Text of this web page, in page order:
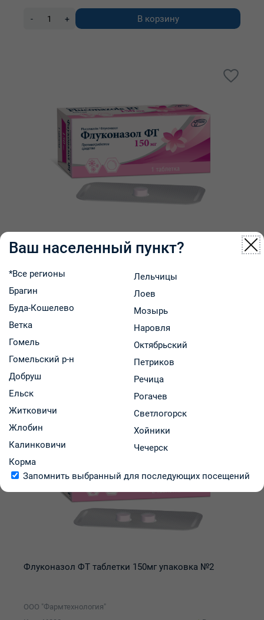
- + В корзину
Флуконазол ФТ таблетки 150мг упаковка №1
8.54 р.
- В корзину
Флуконазол ФТ таблетки 150мг упаковка №2
ООО "Фармтехнология"
Ваш населенный пункт?
*Все регионы
Брагин
Буда-Кошелево
Ветка
Гомель
Гомельский р-н
Добруш
Ельск
Житковичи
Жлобин
Калинковичи
Корма
Лельчицы
Лоев
Мозырь
Наровля
Октябрьский
Петриков
Речица
Рогачев
Светлогорск
Хойники
Чечерск
Запомнить выбранный для последующих посещений